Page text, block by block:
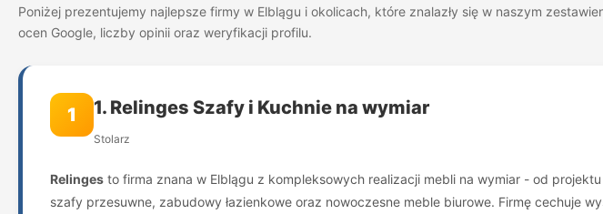
Poniżej prezentujemy najlepsze firmy w Elblągu i okolicach, które znalazły się w naszym
ocen Google, liczby opinii oraz weryfikacji profilu.
1 1. Relinges Szafy i Kuchnie na wymiar
Stolarz
Relinges to firma znana w Elblągu z kompleksowych realizacji mebli na wymiar - od
szafy przesuwne, zabudowy łazienkowe oraz nowoczesne meble biurowe. Firmę cechuje